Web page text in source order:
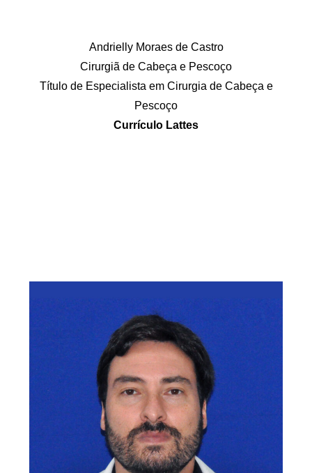
Andrielly Moraes de Castro
Cirurgiã de Cabeça e Pescoço
Título de Especialista em Cirurgia de Cabeça e
Pescoço
Currículo Lattes